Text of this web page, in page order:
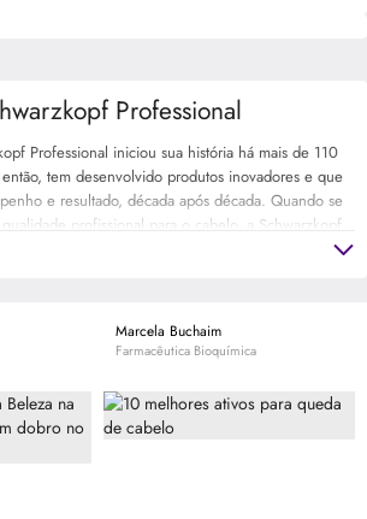
Professional iniciou sua história há mais de 110
tem desenvolvido produtos inovadores e que
e resultado, década após década. Quando se
profissional para o cabelo, a Schwarzkopf
mais se destacam no assunto. Mundialmente
Marcela Buchaim
Farmacêutica Bioquímica